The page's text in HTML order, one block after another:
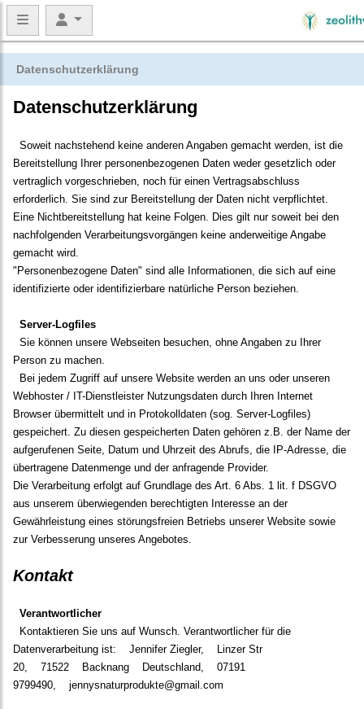
Datenschutzerklärung
Datenschutzerklärung
Soweit nachstehend keine anderen Angaben gemacht werden, ist die
Bereitstellung Ihrer personenbezogenen Daten weder gesetzlich oder
vertraglich vorgeschrieben, noch für einen Vertragsabschluss
erforderlich. Sie sind zur Bereitstellung der Daten nicht verpflichtet.
Eine Nichtbereitstellung hat keine Folgen. Dies gilt nur soweit bei den
nachfolgenden Verarbeitungsvorgängen keine anderweitige Angabe
gemacht wird.
"Personenbezogene Daten" sind alle Informationen, die sich auf eine
identifizierte oder identifizierbare natürliche Person beziehen.
Server-Logfiles
Sie können unsere Webseiten besuchen, ohne Angaben zu Ihrer
Person zu machen.
Bei jedem Zugriff auf unsere Website werden an uns oder unseren
Webhoster / IT-Dienstleister Nutzungsdaten durch Ihren Internet
Browser übermittelt und in Protokolldaten (sog. Server-Logfiles)
gespeichert. Zu diesen gespeicherten Daten gehören z.B. der Name der
aufgerufenen Seite, Datum und Uhrzeit des Abrufs, die IP-Adresse, die
übertragene Datenmenge und der anfragende Provider.
Die Verarbeitung erfolgt auf Grundlage des Art. 6 Abs. 1 lit. f DSGVO
aus unserem überwiegenden berechtigten Interesse an der
Gewährleistung eines störungsfreien Betriebs unserer Website sowie
zur Verbesserung unseres Angebotes.
Kontakt
Verantwortlicher
Kontaktieren Sie uns auf Wunsch. Verantwortlicher für die
Datenverarbeitung ist:
Jennifer Ziegler,
Linzer Str
20,
71522 Backnang Deutschland,
07191
9799490,
jennysnaturprodukte@gmail.com